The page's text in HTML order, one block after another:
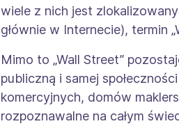
wiele z nich jest
głównie w Internecie), termin
Mimo to „Wall Street”
publiczną i samej
komercyjnych, domów
rozpoznawalne na całym